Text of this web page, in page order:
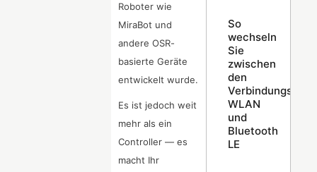
Roboter wie
MiraBot und
andere OSR-
basierte Geräte
entwickelt wurde.
Es ist jedoch weit
mehr als ein
Controller — es
macht Ihr
So
wechseln
Sie
zwischen
den
Verbindungsmodi
WLAN
und
Bluetooth
LE